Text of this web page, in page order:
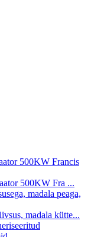
500KW Fra ...
madala kütte...